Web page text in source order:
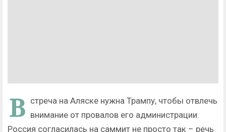
В стреча на Аляске нужна Трампу, чтобы отвлечь
внимание от провалов его администрации.
Россия согласилась на саммит не просто так – речь